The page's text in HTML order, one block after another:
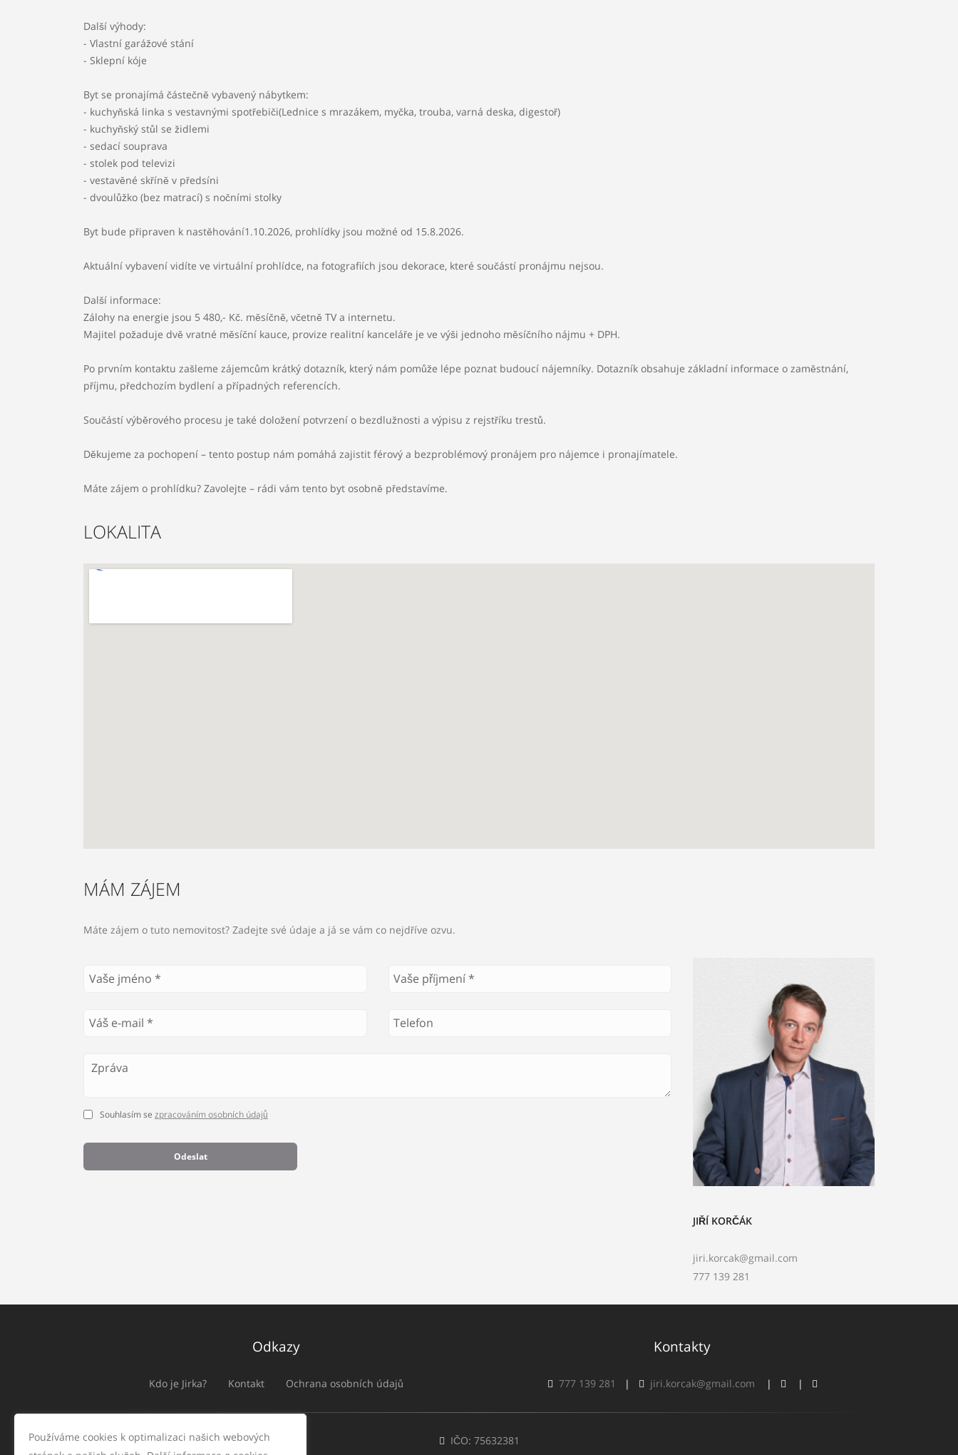
Další výhody:
- Vlastní garážové stání
- Sklepní kóje
Byt se pronajímá částečně vybavený nábytkem:
- kuchyňská linka s vestavnými spotřebiči(Lednice s mrazákem, myčka, trouba, varná deska, digestoř)
- kuchyňský stůl se židlemi
- sedací souprava
- stolek pod televizi
- vestavěné skříně v předsíni
- dvoulůžko (bez matrací) s nočními stolky
Byt bude připraven k nastěhování1.10.2026, prohlídky jsou možné od 15.8.2026.
Aktuální vybavení vidíte ve virtuální prohlídce, na fotografiích jsou dekorace, které součástí pronájmu nejsou.
Další informace:
Zálohy na energie jsou 5 480,- Kč. měsíčně, včetně TV a internetu.
Majitel požaduje dvě vratné měsíční kauce, provize realitní kanceláře je ve výši jednoho měsíčního nájmu + DPH.
Po prvním kontaktu zašleme zájemcům krátký dotazník, který nám pomůže lépe poznat budoucí nájemníky. Dotazník obsahuje základní informace o zaměstnání,
příjmu, předchozím bydlení a případných referencích.
Součástí výběrového procesu je také doložení potvrzení o bezdlužnosti a výpisu z rejstříku trestů.
Děkujeme za pochopení – tento postup nám pomáhá zajistit férový a bezproblémový pronájem pro nájemce i pronajímatele.
Máte zájem o prohlídku? Zavolejte – rádi vám tento byt osobně představíme.
LOKALITA
MÁM ZÁJEM
Máte zájem o tuto nemovitost? Zadejte své údaje a já se vám co nejdříve ozvu.
Souhlasím se zpracováním osobních údajů
Odeslat
JIŘÍ KORČÁK
jiri.korcak@gmail.com
777 139 281
Odkazy
Kdo je Jirka? Kontakt Ochrana osobních údajů
Kontakty
777 139 281 | jiri.korcak@gmail.com | |
IČO: 75632381
Používáme cookies k optimalizaci našich webových